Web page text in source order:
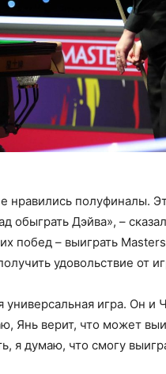
нравились полуфиналы.
обыграть Дэйва», –
побед – выиграть
удовольствие от
универсальная игра. Он
Янь верит, что может
я думаю, что смогу